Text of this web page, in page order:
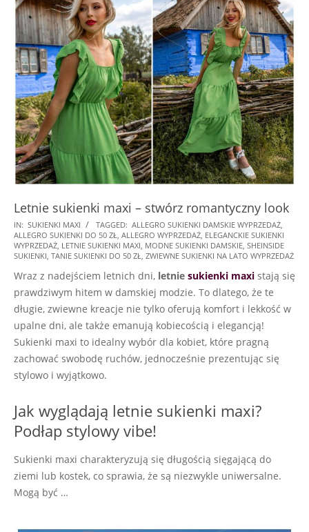
Letnie sukienki maxi – stwórz romantyczny look
2026-
06-
13
IN: SUKIENKI MAXI TAGGED: ALLEGRO SUKIENKI DAMSKIE WYPRZEDAŻ,
ALLEGRO SUKIENKI DO 50 ZŁ, ALLEGRO WYPRZEDAŻ, ELEGANCKIE SUKIENKI
WYPRZEDAŻ, LETNIE SUKIENKI MAXI, MODNE SUKIENKI DAMSKIE, SHEINSIDE
SUKIENKI, TANIE SUKIENKI DO 50 ZŁ, ZWIEWNE SUKIENKI NA LATO WYPRZEDAŻ
Wraz z nadejściem letnich dni, letnie sukienki maxi stają się
prawdziwym hitem w damskiej modzie. To dlatego, że te
długie, zwiewne kreacje nie tylko oferują komfort i lekkość w
upalne dni, ale także emanują kobiecością i elegancją!
Sukienki maxi to idealny wybór dla kobiet, które pragną
zachować swobodę ruchów, jednocześnie prezentując się
stylowo i wyjątkowo.
Jak wyglądają letnie sukienki maxi?
Podłap stylowy vibe!
Sukienki maxi charakteryzują się długością sięgającą do
ziemi lub kostek, co sprawia, że są niezwykle uniwersalne.
Mogą być …